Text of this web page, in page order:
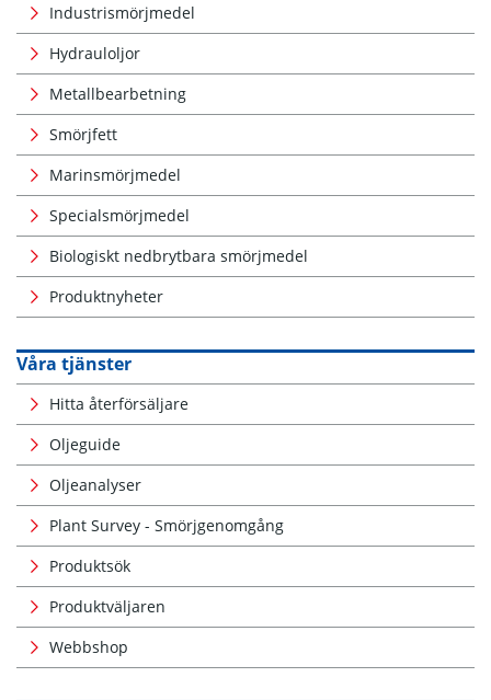
Industrismörjmedel
Hydrauloljor
Metallbearbetning
Smörjfett
Marinsmörjmedel
Specialsmörjmedel
Biologiskt nedbrytbara smörjmedel
Produktnyheter
Våra tjänster
Hitta återförsäljare
Oljeguide
Oljeanalyser
Plant Survey - Smörjgenomgång
Produktsök
Produktväljaren
Webbshop